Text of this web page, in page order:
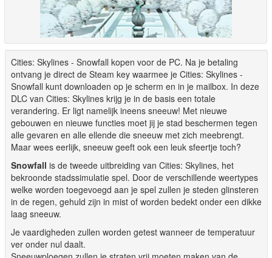
Cities: Skylines - Snowfall kopen voor de PC. Na je betaling
ontvang je direct de Steam key waarmee je Cities: Skylines -
Snowfall kunt downloaden op je scherm en in je mailbox. In deze
DLC van Cities: Skylines krijg je in de basis een totale
verandering. Er ligt namelijk ineens sneeuw! Met nieuwe
gebouwen en nieuwe functies moet jij je stad beschermen tegen
alle gevaren en alle ellende die sneeuw met zich meebrengt.
Maar wees eerlijk, sneeuw geeft ook een leuk sfeertje toch?
Snowfall is de tweede uitbreiding van Cities: Skylines, het
bekroonde stadssimulatie spel. Door de verschillende weertypes
welke worden toegevoegd aan je spel zullen je steden glinsteren
in de regen, gehuld zijn in mist of worden bedekt onder een dikke
laag sneeuw.
Je vaardigheden zullen worden getest wanneer de temperatuur
ver onder nul daalt.